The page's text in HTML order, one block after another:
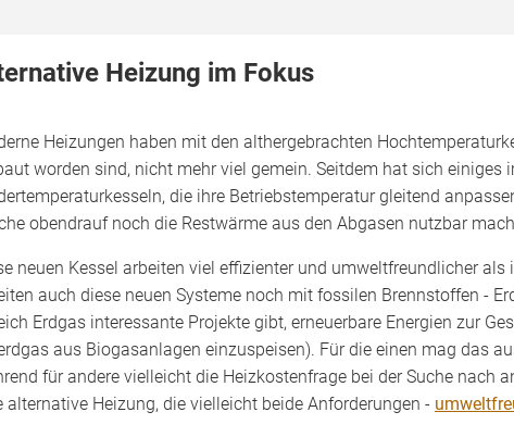
Heizung im Fokus
Heizungen haben mit den althergebrachten
worden sind, nicht mehr viel gemein. Seitdem hat sich einiges
die ihre Betriebstemperatur gleitend
obendrauf noch die Restwärme aus den Abgasen nutzbar
neuen Kessel arbeiten viel effizienter und umweltfreundlicher
auch diese neuen Systeme noch mit fossilen Brennstoffen -
Erdgas interessante Projekte gibt, erneuerbare Energien zur
aus Biogasanlagen einzuspeisen). Für die einen mag das
für andere vielleicht die Heizkostenfrage bei der Suche nach
alternative Heizung, die vielleicht beide Anforderungen -